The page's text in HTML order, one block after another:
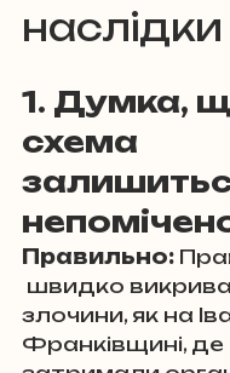
наслідки
1. Думка,
схема
Правильно:
швидко
злочини, як на
Франківщині, де